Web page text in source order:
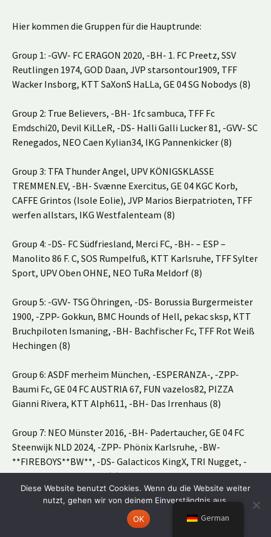
Hier kommen die Gruppen für die Hauptrunde:
Group 1: -GVV- FC ERAGON 2020, -BH- 1. FC Preetz, SSV
Reutlingen 1974, GOD Daan, JVP starsontour1909, TFF
Wacker Insborg, KTT SaXonS HaLLa, GE 04 SG Nobodys (8)
Group 2: True Believers, -BH- 1fc sambuca, TFF Fc
Emdschi20, Devil KiLLeR, -DS- Halli Galli Lucker 81, -GVV- SC
Renegados, NEO Caen Kylian34, IKG Pannenkicker (8)
Group 3: TFA Thunder Angel, UPV KÖNIGSKLASSE
TREMMEN.EV, -BH- Svænne Exercitus, GE 04 KGC Korb,
CAFFE Grintos (Isole Eolie), JVP Marios Bierpatrioten, TFF
werfen allstars, IKG Westfalenteam (8)
Group 4: -DS- FC Südfriesland, Merci FC, -BH- – ESP –
Manolito 86 F. C, SOS Rumpelfuß, KTT Karlsruhe, TFF Sylter
Sport, UPV Oben OHNE, NEO TuRa Meldorf (8)
Group 5: -GVV- TSG Öhringen, -DS- Borussia Burgermeister
1900, -ZPP- Gokkun, BMC Hounds of Hell, pekac sksp, KTT
Bruchpiloten Ismaning, -BH- Bachfischer Fc, TFF Rot Weiß
Hechingen (8)
Group 6: ASDF merheim München, -ESPERANZA-, -ZPP-
Baumi Fc, GE 04 FC AUSTRIA 67, FUN vazelos82, PIZZA
Gianni Rivera, KTT Alph611, -BH- Das Irrenhaus (8)
Group 7: NEO Münster 2016, -BH- Padertaucher, GE 04 FC
Steenwijk NLD 2024, -ZPP- Phönix Karlsruhe, -BW-
**FIREBOYS**BW**, -DS- Galacticos KingX, TRI Nugget, -
RU- Borussia Walsrode (8)
Group 8: TFF USG Chemnitz 1990, -BH- Magic Stars 1, NEO
Vélodrome City FC, GE 04 Eastwood Frisia NLD 2011, -ZPP-
German
Diese Website benutzt Cookies. Wenn du die Website weiter
nutzt, gehen wir von deinem Einverständnis aus.
OK